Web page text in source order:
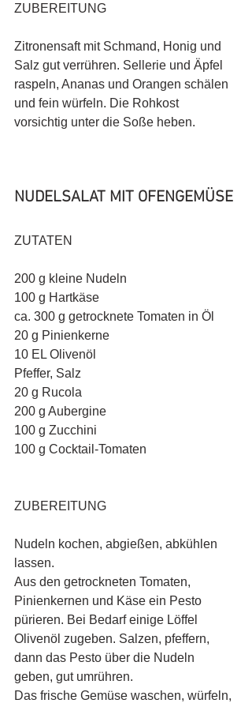
ZUBEREITUNG
Zitronensaft mit Schmand, Honig und
Salz gut verrühren. Sellerie und Äpfel
raspeln, Ananas und Orangen schälen
und fein würfeln. Die Rohkost
vorsichtig unter die Soße heben.
NUDELSALAT MIT OFENGEMÜSE
ZUTATEN
200 g kleine Nudeln
100 g Hartkäse
ca. 300 g getrocknete Tomaten in Öl
20 g Pinienkerne
10 EL Olivenöl
Pfeffer, Salz
20 g Rucola
200 g Aubergine
100 g Zucchini
100 g Cocktail-Tomaten
ZUBEREITUNG
Nudeln kochen, abgießen, abkühlen
lassen.
Aus den getrockneten Tomaten,
Pinienkernen und Käse ein Pesto
pürieren. Bei Bedarf einige Löffel
Olivenöl zugeben. Salzen, pfeffern,
dann das Pesto über die Nudeln
geben, gut umrühren.
Das frische Gemüse waschen, würfeln,